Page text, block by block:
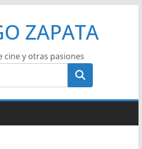
ZAPATA
cine y otras pasiones